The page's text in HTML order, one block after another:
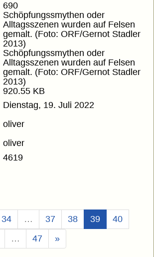
690
Schöpfungssmythen oder
Alltagsszenen wurden auf Felsen
gemalt. (Foto: ORF/Gernot Stadler
2013)
Schöpfungssmythen oder
Alltagsszenen wurden auf Felsen
gemalt. (Foto: ORF/Gernot Stadler
2013)
920.55 KB
Dienstag, 19. Juli 2022
oliver
oliver
4619
34 … 37 38 39(Aktuell)
40
… 47 »